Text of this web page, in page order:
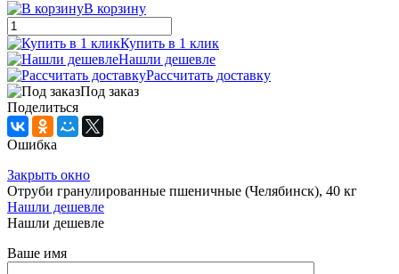
В корзину
Купить в 1 клик
Нашли дешевле
Рассчитать доставку
Под заказ
Поделиться
Ошибка
Закрыть окно
Отруби гранулированные пшеничные (Челябинск), 40 кг
Нашли дешевле
Нашли дешевле
Ваше имя